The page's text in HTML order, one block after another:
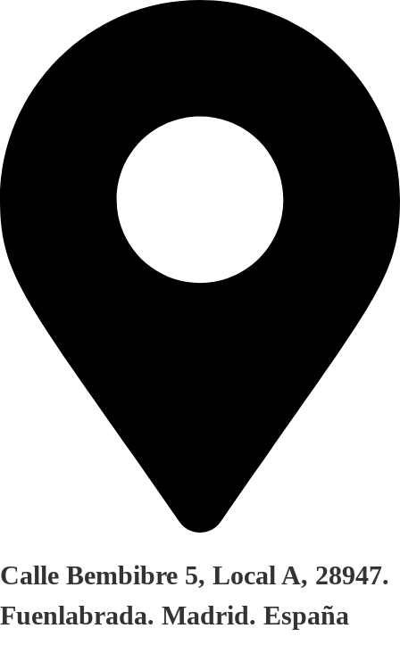
Calle Bembibre 5, Local A, 28947.
Fuenlabrada. Madrid. España